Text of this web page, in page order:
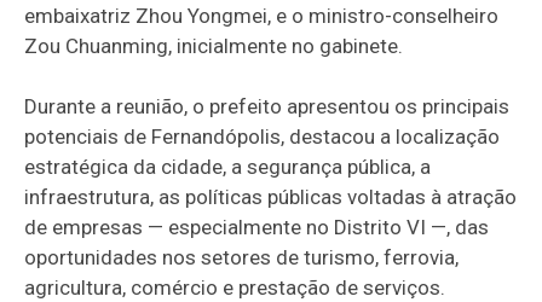
embaixatriz Zhou Yongmei, e o ministro-conselheiro
Zou Chuanming, inicialmente no gabinete.
Durante a reunião, o prefeito apresentou os principais
potenciais de Fernandópolis, destacou a localização
estratégica da cidade, a segurança pública, a
infraestrutura, as políticas públicas voltadas à atração
de empresas — especialmente no Distrito VI —, das
oportunidades nos setores de turismo, ferrovia,
agricultura, comércio e prestação de serviços.